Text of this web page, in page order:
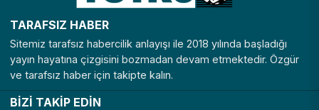
TARAFSIZ HABER
Sitemiz tarafsız habercilik anlayışı ile 2018 yılında başladığı
yayın hayatına çizgisini bozmadan devam etmektedir. Özgür
ve tarafsız haber için takipte kalın.
BİZİ TAKİP EDİN